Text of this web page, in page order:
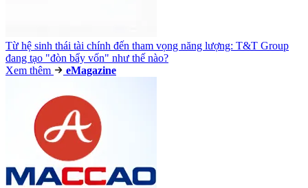
Từ hệ sinh thái tài chính đến tham vọng năng lượng: T&T Group
đang tạo "đòn bẩy vốn" như thế nào?
Xem thêm
eMagazine